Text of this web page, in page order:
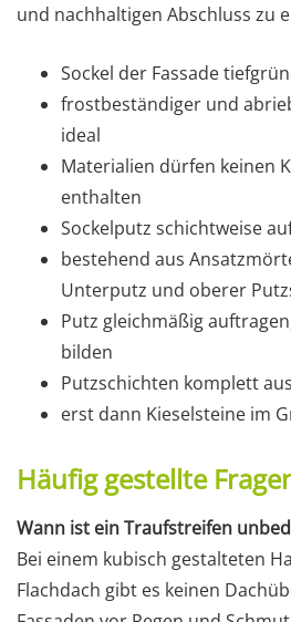
und nachhaltigen Abschluss zu
Sockel der Fassade
frostbeständiger und
ideal
Materialien dürfen keinen
enthalten
Sockelputz schichtweise
bestehend aus
Unterputz und oberer
Putz gleichmäßig
bilden
Putzschichten komplett
erst dann Kieselsteine im
Häufig gestellte
Wann ist ein Traufstreifen
Bei einem kubisch gestalteten
Flachdach gibt es keinen